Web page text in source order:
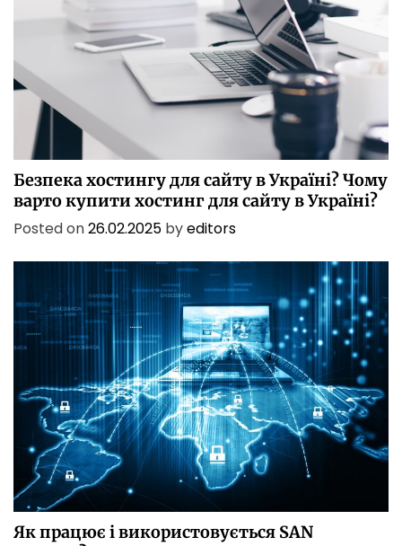
БЕЗПЕКА БІЗНЕС ТЕХНОЛОГІЇ
Безпека хостингу для сайту в Україні? Чому
варто купити хостинг для сайту в Україні?
Posted on26.02.2025 byeditors
БІЗНЕС ІТ ІТ БЕЗПЕКА
Як працює і використовується SAN